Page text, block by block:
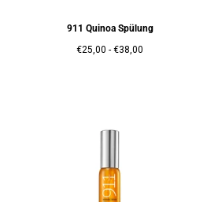
911 Quinoa Spülung
Mindestpreis
€25,00 - Höchstpreis
€38,00